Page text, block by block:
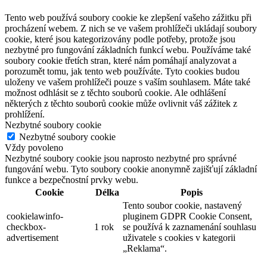
Tento web používá soubory cookie ke zlepšení vašeho zážitku při
procházení webem. Z nich se ve vašem prohlížeči ukládají soubory
cookie, které jsou kategorizovány podle potřeby, protože jsou
nezbytné pro fungování základních funkcí webu. Používáme také
soubory cookie třetích stran, které nám pomáhají analyzovat a
porozumět tomu, jak tento web používáte. Tyto cookies budou
uloženy ve vašem prohlížeči pouze s vaším souhlasem. Máte také
možnost odhlásit se z těchto souborů cookie. Ale odhlášení
některých z těchto souborů cookie může ovlivnit váš zážitek z
prohlížení.
Nezbytné soubory cookie
Nezbytné soubory cookie
Vždy povoleno
Nezbytné soubory cookie jsou naprosto nezbytné pro správné
fungování webu. Tyto soubory cookie anonymně zajišťují základní
funkce a bezpečnostní prvky webu.
Cookie
Délka Popis
cookielawinfo-
checkbox-
advertisement
1 rok
Tento soubor cookie, nastavený
pluginem GDPR Cookie Consent,
se používá k zaznamenání souhlasu
uživatele s cookies v kategorii
„Reklama“.